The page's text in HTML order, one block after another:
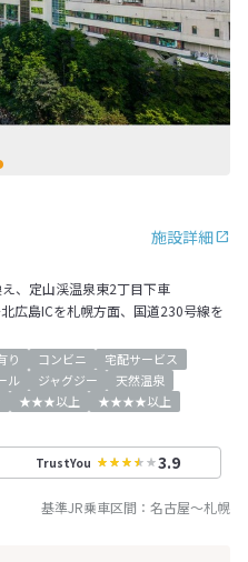
施設詳細
、定山渓温泉東2丁目下車
広島ICを札幌方面、国道230号線を
り コンビニ
宅配サービス
ル ジャグジー
天然温泉
★★★以上
★★★★以上
TrustYou 3.9
基準JR乗車区間： 名古屋～札幌